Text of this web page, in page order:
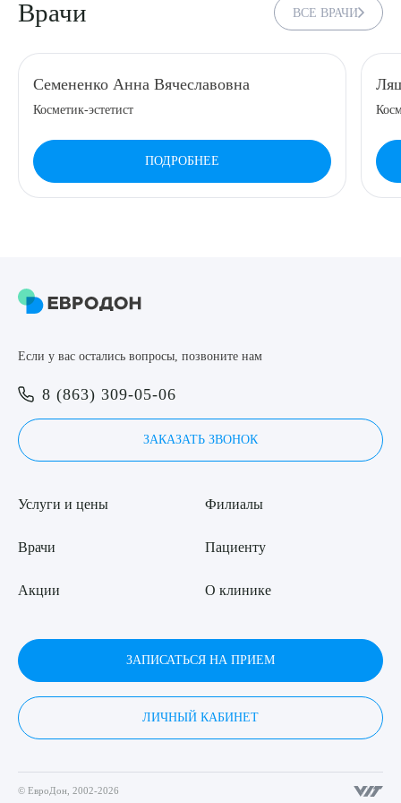
ЗАКАЗАТЬ ЗВОНОК
ЗАПИСЬ ОНЛАЙН
Врачи ВСЕ ВРАЧИ
Семененко Анна Вячеславовна
Косметик-эстетист
ПОДРОБНЕЕ
Если у вас остались вопросы, позвоните нам
8 (863) 309-05-06
ЗАКАЗАТЬ ЗВОНОК
Услуги и цены
Врачи
Акции
Филиалы
Пациенту
О клинике
ЗАПИСАТЬСЯ НА ПРИЕМ
ЛИЧНЫЙ КАБИНЕТ
© ЕвроДон, 2002-2026
ОТПРАВИТЬ
Я даю согласие наобработку персональных данных